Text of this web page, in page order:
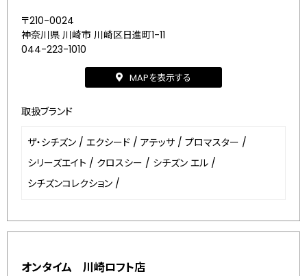
〒210-0024
神奈川県 川崎市 川崎区日進町1-11
044-223-1010
MAPを表示する
取扱ブランド
ザ・シチズン / エクシード / アテッサ / プロマスター /
シリーズエイト / クロスシー / シチズン エル /
シチズンコレクション /
オンタイム 川崎ロフト店